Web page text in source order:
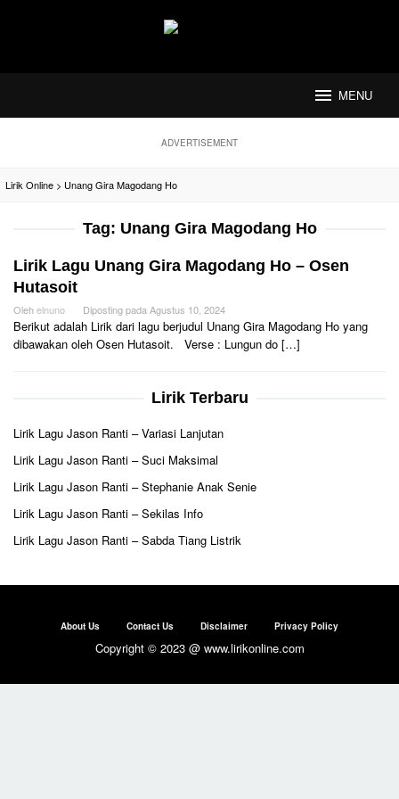
MENU
ADVERTISEMENT
Lirik Online > Unang Gira Magodang Ho
Tag: Unang Gira Magodang Ho
Lirik Lagu Unang Gira Magodang Ho – Osen
Hutasoit
Olehelnuno Diposting pada Agustus 10, 2024
Berikut adalah Lirik dari lagu berjudul Unang Gira Magodang Ho yang
dibawakan oleh Osen Hutasoit. Verse : Lungun do […]
Lirik Terbaru
Lirik Lagu Jason Ranti – Variasi Lanjutan
Lirik Lagu Jason Ranti – Suci Maksimal
Lirik Lagu Jason Ranti – Stephanie Anak Senie
Lirik Lagu Jason Ranti – Sekilas Info
Lirik Lagu Jason Ranti – Sabda Tiang Listrik
About Us Contact Us Disclaimer Privacy Policy
Copyright © 2023 @ www.lirikonline.com